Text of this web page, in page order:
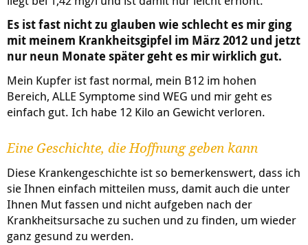
Es ist fast nicht zu glauben wie schlecht es mir ging
mit meinem Krankheitsgipfel im März 2012 und jetzt
nur neun Monate später geht es mir wirklich gut.
Mein Kupfer ist fast normal, mein B12 im hohen
Bereich, ALLE Symptome sind WEG und mir geht es
einfach gut. Ich habe 12 Kilo an Gewicht verloren.
Eine Geschichte, die Hoffnung geben kann
Diese Krankengeschichte ist so bemerkenswert, dass ich
sie Ihnen einfach mitteilen muss, damit auch die unter
Ihnen Mut fassen und nicht aufgeben nach der
Krankheitsursache zu suchen und zu finden, um wieder
ganz gesund zu werden.